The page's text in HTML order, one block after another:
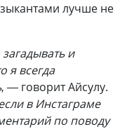
лучше не
и
я всегда
— говорит Айсулу.
в Инстаграме
по поводу